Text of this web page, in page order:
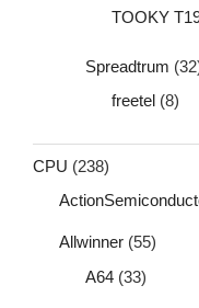
TOOKY
Spreadtrum
freetel (8)
CPU (238)
Allwinner (55)
A64 (33)